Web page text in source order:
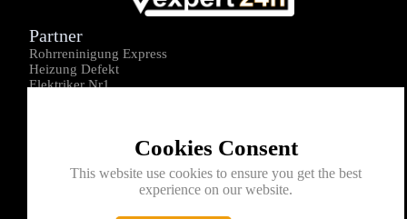
Cookies Consent
This website use cookies to ensure you get the best
experience on our website.
Partner
Rohrreninigung Express
Heizung Defekt
Elektriker Nr1
Kontakt